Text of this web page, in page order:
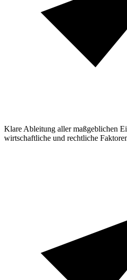
Klare Ableitung aller maßgeblichen
wirtschaftliche und rechtliche